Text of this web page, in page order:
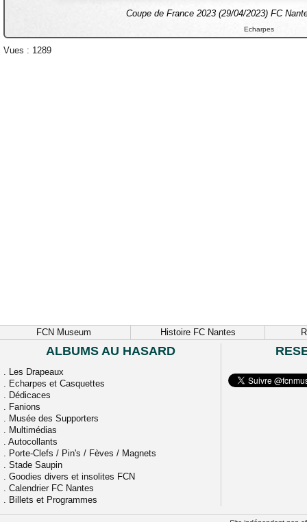
Coupe de France 2023 (29/04/2023) FC
Echarpes
Vues : 1289
FCN Museum Histoire FC Nantes
ALBUMS AU HASARD
. Les Drapeaux
. Echarpes et Casquettes
. Dédicaces
. Fanions
. Musée des Supporters
. Multimédias
. Autocollants
. Porte-Clefs / Pin's / Fèves / Magnets
. Stade Saupin
. Goodies divers et insolites FCN
. Calendrier FC Nantes
. Billets et Programmes